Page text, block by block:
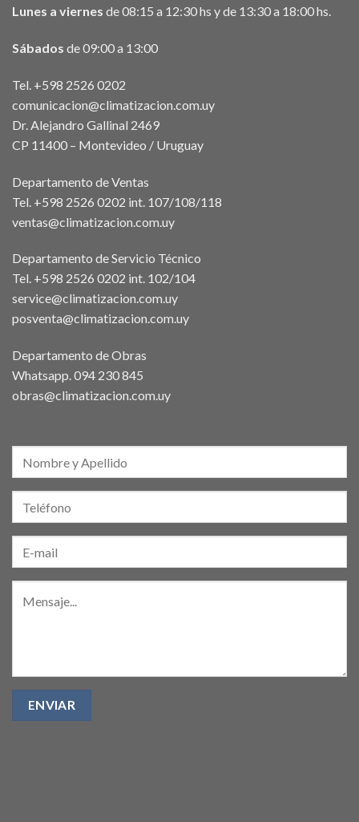
Lunes a viernes de 08:15 a 12:30 hs y de 13:30 a 18:00 hs.
Sábados de 09:00 a 13:00
Tel. +598 2526 0202
comunicacion@climatizacion.com.uy
Dr. Alejandro Gallinal 2469
CP 11400 – Montevideo / Uruguay
Departamento de Ventas
Tel. +598 2526 0202 int. 107/108/118
ventas@climatizacion.com.uy
Departamento de Servicio Técnico
Tel. +598 2526 0202 int. 102/104
service@climatizacion.com.uy
posventa@climatizacion.com.uy
Departamento de Obras
Whatsapp.094 230 845
obras@climatizacion.com.uy